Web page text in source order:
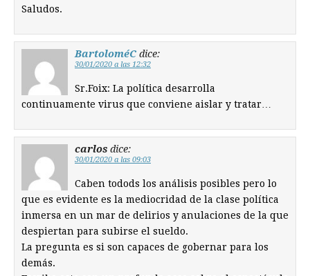
Saludos.
BartoloméC dice:
30/01/2020 a las 12:32
Sr.Foix: La política desarrolla
continuamente virus que conviene aislar y tratar…
carlos dice:
30/01/2020 a las 09:03
Caben todods los análisis posibles pero lo
que es evidente es la mediocridad de la clase política
inmersa en un mar de delirios y anulaciones de la que
despiertan para subirse el sueldo.
La pregunta es si son capaces de gobernar para los
demás.